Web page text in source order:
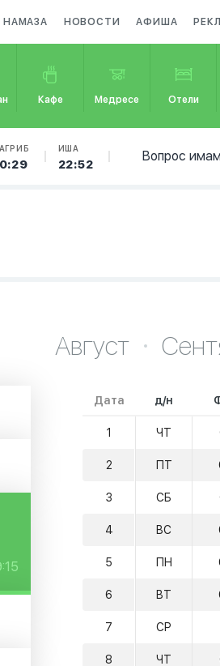
НАМАЗА НОВОСТИ АФИША
Кафе Медресе Отели
ИША
22:52
Вопрос
Август
Дата д/н
1 ЧТ
2 ПТ
3 СБ
4 ВС
5 ПН
6 ВТ
7 СР
8 ЧТ